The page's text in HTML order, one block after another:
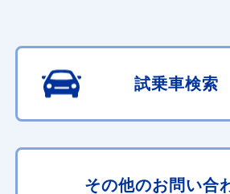
試乗車検索
その他のお問い合